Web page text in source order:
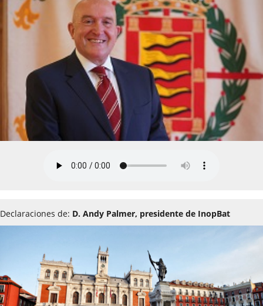
Declaraciones de: D. Andy Palmer, presidente de InopBat